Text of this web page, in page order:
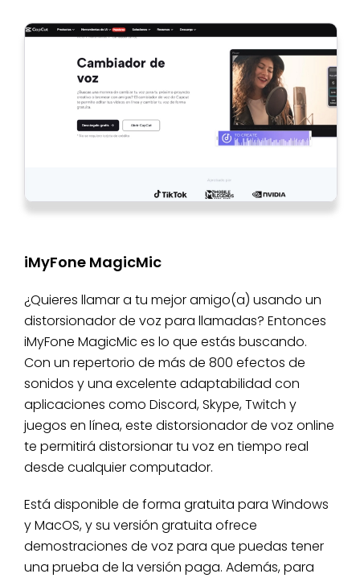
iMyFone MagicMic
¿Quieres llamar a tu mejor amigo(a) usando un
distorsionador de voz para llamadas? Entonces
iMyFone MagicMic es lo que estás buscando.
Con un repertorio de más de 800 efectos de
sonidos y una excelente adaptabilidad con
aplicaciones como Discord, Skype, Twitch y
juegos en línea, este distorsionador de voz online
te permitirá distorsionar tu voz en tiempo real
desde cualquier computador.
Está disponible de forma gratuita para Windows
y MacOS, y su versión gratuita ofrece
demostraciones de voz para que puedas tener
una prueba de la versión paga. Además, para